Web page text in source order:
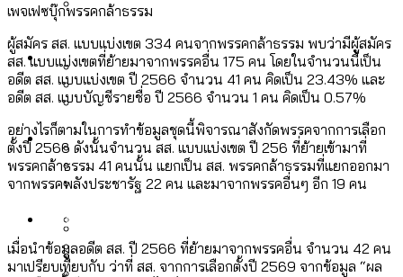
เมื่อแยกท่องเที่ยวออกจากกีฬา กระทรวง
ใหม่จะมีงบฯ ประมาณเท่าไร
สมุดจดการบ้าน ส.ก. 2569 : แต่ละเขตมี
ปัญหาอะไรที่ ส.ก. ต้องทำการบ้าน
Vote62 ขอบคุณประชาชนที่ร่วม
ลัดวงจรมากที่สุด
สวนสาธารณะและพื้นที่สีเขียวใน กทม. เพิ่ม
ขึ้นและเข้าถึงได้มากน้อยแค่ไหน
โลกใบเดียว สิทธิไม่เท่ากัน: กฎหมายการ
รับรองเพศของ Transgender ทั่วโลก
ประเทศไหนทำได้บ้าง?
สำรวจ Hate Speech ที่ถูกผลิตซ้ำผ่าน
[ข้อมูลดิบ]
Economy
เมกะโปรเจ็กต์ของ กทม. ในช่วงที่มีการใช้
งบคาบเกี่ยวในยุคชัชชาติ มีอะไร ใช้งบแค่
ไหน
ค่าฝุ่นในกรุงเทพฯ 2025 เทียบกับจำนวน
Future
Database
เพจเฟซบุ๊กพรรคกล้าธรรม
ผู้สมัคร สส. แบบแบ่งเขต 334 คนจากพรรคกล้าธรรม พบว่ามีผู้สมัคร
สส. แบบแบ่งเขตที่ย้ายมาจากพรรคอื่น 175 คน โดยในจำนวนนี้เป็น
อดีต สส. แบบแบ่งเขต ปี 2566 จำนวน 41 คน คิดเป็น 23.43% และ
อดีต สส. แบบบัญชีรายชื่อ ปี 2566 จำนวน 1 คน คิดเป็น 0.57%
อย่างไรก็ตามในการทำข้อมูลชุดนี้พิจารณาสังกัดพรรคจากการเลือก
ตั้งปี 2566 ดังนั้นจำนวน สส. แบบแบ่งเขต ปี 256 ที่ย้ายเข้ามาที่
พรรคกล้าธรรม 41 คนนั้น แยกเป็น สส. พรรคกล้าธรรมที่แยกออกมา
จากพรรคพลังประชารัฐ 22 คน และมาจากพรรคอื่นๆ อีก 19 คน
เมื่อนำข้อมูลอดีต สส. ปี 2566 ที่ย้ายมาจากพรรคอื่น จำนวน 42 คน
มาเปรียบเทียบกับ ว่าที่ สส. จากการเลือกตั้งปี 2569 จากข้อมูล “ผล